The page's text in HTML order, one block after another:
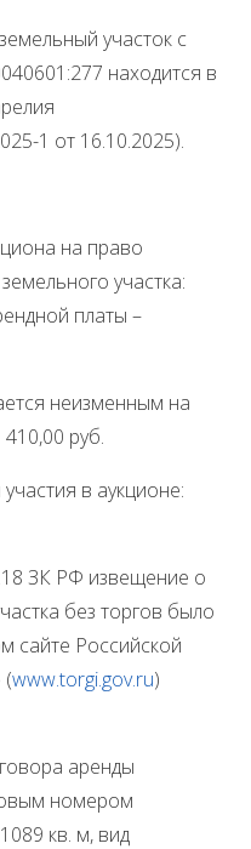
участок с
находится в
1 от 16.10.2025).
на право
участка:
платы –
неизменным на
руб.
в аукционе:
ЗК РФ извещение о
без торгов было
сайте Российской
(www.torgi.gov.ru)
аренды
номером
кв. м, вид